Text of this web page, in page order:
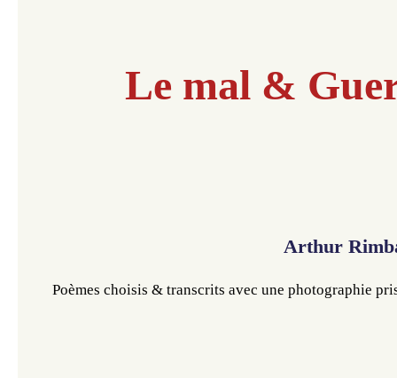
Le mal &
Arthur
Poèmes choisis & transcrits avec une photographie